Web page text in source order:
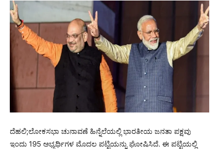
ದೆಹಲಿ;ಲೋಕಸಭಾ ಚುನಾವಣೆ ಹಿನ್ನೆಲೆಯಲ್ಲಿ ಭಾರತೀಯ ಜನತಾ ಪಕ್ಷವು
ಇಂದು 195 ಅಭ್ಯರ್ಥಿಗಳ ಮೊದಲ ಪಟ್ಟಿಯನ್ನು ಘೋಷಿಸಿದೆ. ಈ ಪಟ್ಟಿಯಲ್ಲಿ